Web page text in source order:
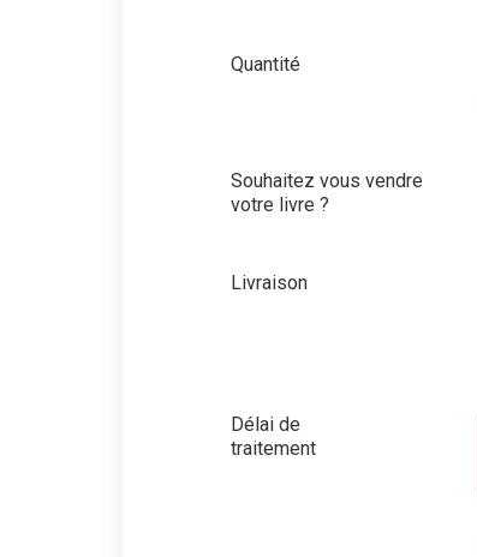
Quantité
Souhaitez vous vendre
votre livre ?
Livraison
Délai de
traitement